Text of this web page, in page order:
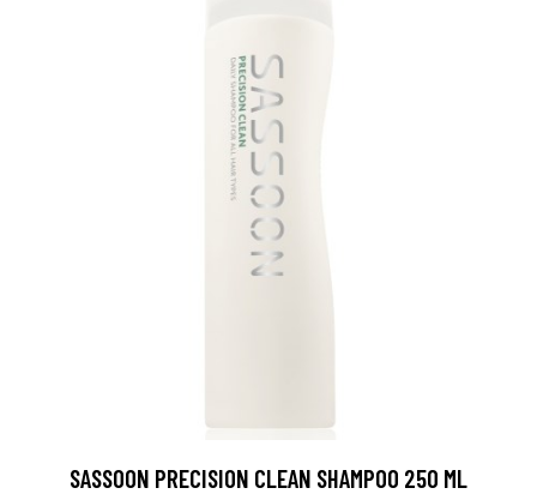
SASSOON PRECISION CLEAN SHAMPOO 250 ML